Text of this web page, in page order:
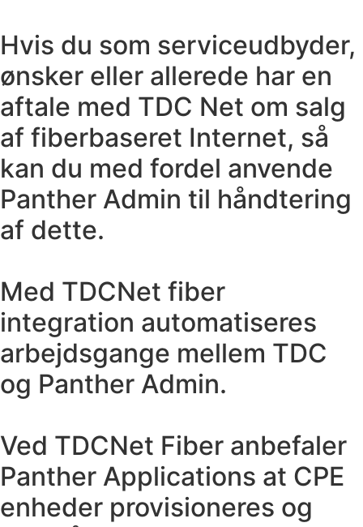
Hvis du som serviceudbyder,
ønsker eller allerede har en
aftale med TDC Net om salg
af fiberbaseret Internet, så
kan du med fordel anvende
Panther Admin til håndtering
af dette.
Med TDCNet fiber
integration automatiseres
arbejdsgange mellem TDC
og Panther Admin.
Ved TDCNet Fiber anbefaler
Panther Applications at CPE
enheder provisioneres og